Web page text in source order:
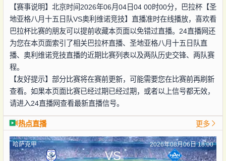
【赛事说明】北京时间2026年06月04日04 00时00分，巴拉杯【圣
地亚格八月十五日队VS奥利维诺竞技】直播准时在线播放，喜欢看
巴拉杯比赛的朋友可以提前收藏本页面以免错过直播。24直播网还
为您在本页面索引了相关巴拉杯直播、圣地亚格八月十五日队直
播、奥利维诺竞技直播的近期比赛列表以及两队历史交锋、两队赛
程。
【友好提示】部分比赛将在赛前更新，可能需要您在比赛前再刷新
查看。如果本页面比赛已经过期已经过期，或者以上信号都无效，
请进入24直播网查看最新直播信号。
热点直播 更多
哈萨克甲 2026年08月06日 18:00
VS